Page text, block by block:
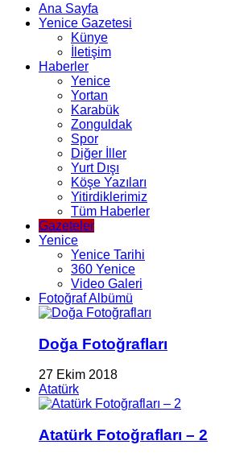
Ana Sayfa
Yenice Gazetesi
Künye
İletişim
Haberler
Yenice
Yortan
Karabük
Zonguldak
Spor
Diğer İller
Yurt Dışı
Köşe Yazıları
Yitirdiklerimiz
Tüm Haberler
Gazeteler
Yenice
Yenice Tarihi
360 Yenice
Video Galeri
Fotoğraf Albümü
Doğa Fotoğrafları
27 Ekim 2018
Atatürk
Atatürk Fotoğrafları – 2